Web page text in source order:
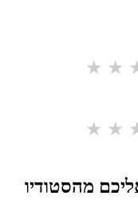
★ ★
★ ★
מהסטודיו